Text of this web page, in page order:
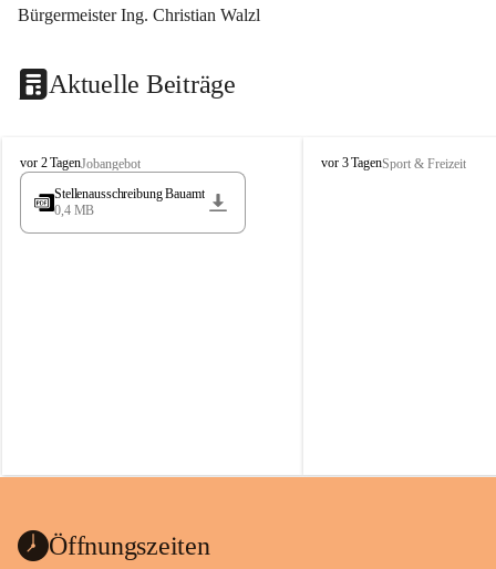
Bürgermeister Ing. Christian Walzl
Aktuelle Beiträge
S
t
s
vor 2 TagenJobangebot
Stellenausschreibung Bauamt
0,4 MB
S
vor 3 TagenSport & Freizeit
Öffnungszeiten